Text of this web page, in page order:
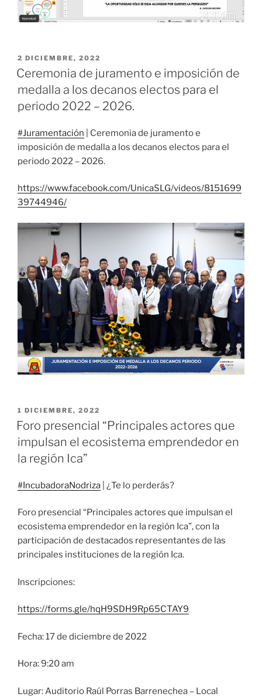
PUBLICADO
EL
2 DICIEMBRE, 2022
Ceremonia de juramento e imposición de
medalla a los decanos electos para el
periodo 2022 – 2026.
#Juramentación | Ceremonia de juramento e
imposición de medalla a los decanos electos para el
periodo 2022 – 2026.
https://www.facebook.com/UnicaSLG/videos/8151699
39744946/
PUBLICADO
EL
1 DICIEMBRE, 2022
Foro presencial “Principales actores que
impulsan el ecosistema emprendedor en
la región Ica”
#IncubadoraNodriza | ¿Te lo perderás?
Foro presencial “Principales actores que impulsan el
ecosistema emprendedor en la región Ica”, con la
participación de destacados representantes de las
principales instituciones de la región Ica.
Inscripciones:
https://forms.gle/hqH9SDH9Rp65CTAY9
Fecha: 17 de diciembre de 2022
Hora: 9:20 am
Lugar: Auditorio Raúl Porras Barrenechea – Local